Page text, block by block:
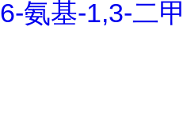
6-氨基-1,3-二